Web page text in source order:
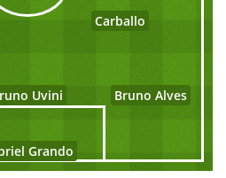
Carballo
Uvini Bruno Alves
Grando